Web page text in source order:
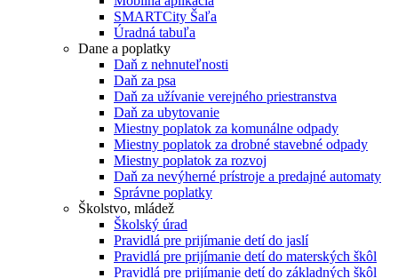
SMARTCity Šaľa
Úradná tabuľa
Dane a poplatky
Daň z nehnuteľnosti
Daň za psa
Daň za užívanie verejného priestranstva
Daň za ubytovanie
Miestny poplatok za komunálne odpady
Miestny poplatok za drobné stavebné odpady
Miestny poplatok za rozvoj
Daň za nevýherné prístroje a predajné automaty
Správne poplatky
Školstvo, mládež
Školský úrad
Pravidlá pre prijímanie detí do jaslí
Pravidlá pre prijímanie detí do materských škôl
Pravidlá pre prijímanie detí do základných škôl